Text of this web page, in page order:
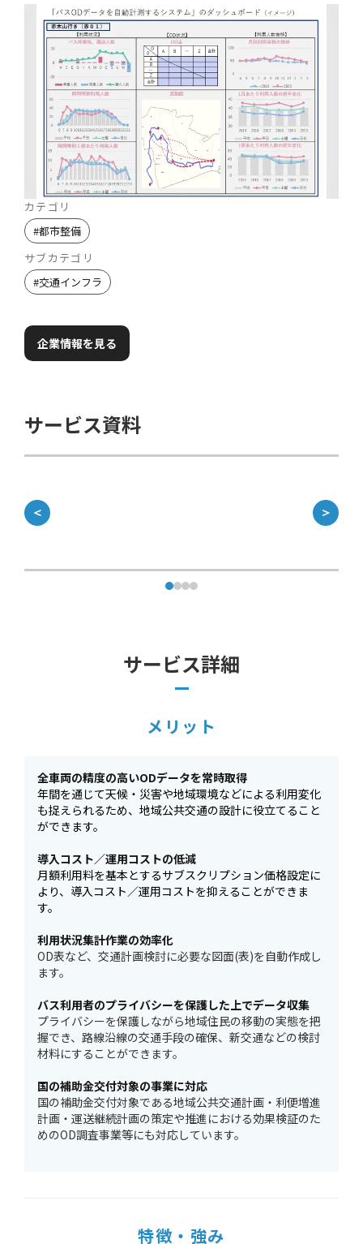
カテゴリ
#都市整備
サブカテゴリ
#交通インフラ
企業情報を見る
サービス資料
＜ ＞
サービス詳細
メリット
全車両の精度の高いODデータを常時取得
年間を通じて天候・災害や地域環境などによる利用変化
も捉えられるため、地域公共交通の設計に役立てること
ができます。
導入コスト／運用コストの低減
月額利用料を基本とするサブスクリプション価格設定に
より、導入コスト／運用コストを抑えることができま
す。
利用状況集計作業の効率化
OD表など、交通計画検討に必要な図面(表)を自動作成し
ます。
バス利用者のプライバシーを保護した上でデータ収集
プライバシーを保護しながら地域住民の移動の実態を把
握でき、路線沿線の交通手段の確保、新交通などの検討
材料にすることができます。
国の補助金交付対象の事業に対応
国の補助金交付対象である地域公共交通計画・利便増進
計画・運送継続計画の策定や推進における効果検証のた
めのOD調査事業等にも対応しています。
特徴・強み